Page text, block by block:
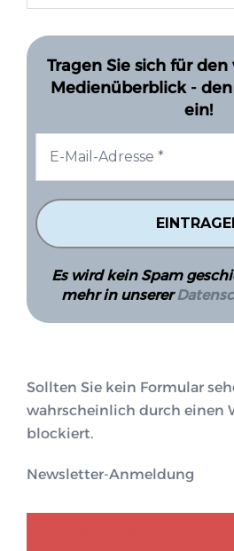
Tragen Sie sich für
Medienüberblick -
ein!
Es wird kein Spam
mehr in unserer
Sollten Sie kein Formular
wahrscheinlich durch einen
blockiert.
Newsletter-Anmeldung